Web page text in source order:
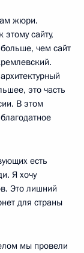
жюри.
сайту,
чем сайт
это часть
В этом
есть
Я хочу
Это лишний
для страны
мы провели